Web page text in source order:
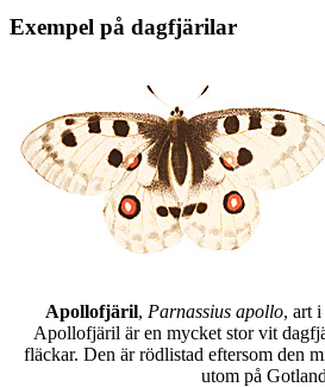
Exempel på dagfjärilar
Apollofjäril, Parnassius apollo, art
Apollofjäril är en mycket stor vit
fläckar. Den är rödlistad eftersom den
utom på